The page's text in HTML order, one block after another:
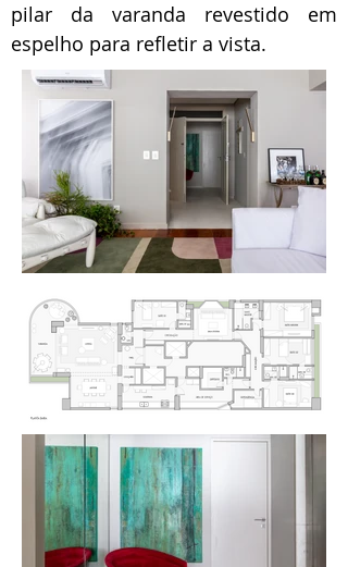
pilar da varanda revestido em
espelho para refletir a vista.